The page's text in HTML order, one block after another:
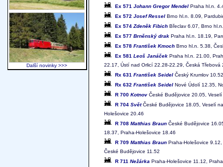
Ex 571 Johann Gregor Mendel Praha hl.n.
Ex 572 Josef Ressel Brno hl.n. 8.09,
Ex 574 Zdeněk Fibich Břeclav 6.07, Brno
Ex 577 Brněnský drak Praha hl.n. 18.19,
Ex 578 František Kmoch Brno hl.n. 5.38,
Ex 581 Leoš Janáček Praha hl.n. 21.00,
22.17, Ústí nad Orlicí 22.28-22.29, Česká
Rx 631 František Seidel Český Krumlov
Rx 632 František Seidel Nové Údolí 12.35,
R 700 Kotnov České Budějovice 20.05,
R 704 SvětČeské Budějovice 18.05, Veselí
Holešovice 20.46
R 708 Matthias Braun České Budějovice
18.37, Praha-Holešovice 18.46
R 709 Matthias Braun Praha-Holešovice
České Budějovice 11.52
R 711 Nežárka Praha-Holešovice 11.12,
Další novinky >>>